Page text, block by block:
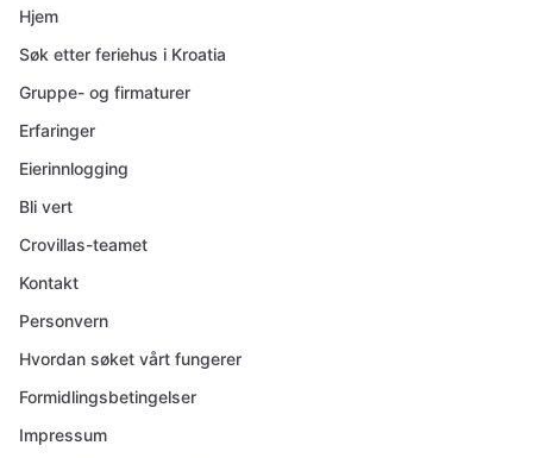
Hjem
Søk etter feriehus i Kroatia
Gruppe- og firmaturer
Erfaringer
Eierinnlogging
Bli vert
Crovillas-teamet
Kontakt
Personvern
Hvordan søket vårt fungerer
Formidlingsbetingelser
Impressum